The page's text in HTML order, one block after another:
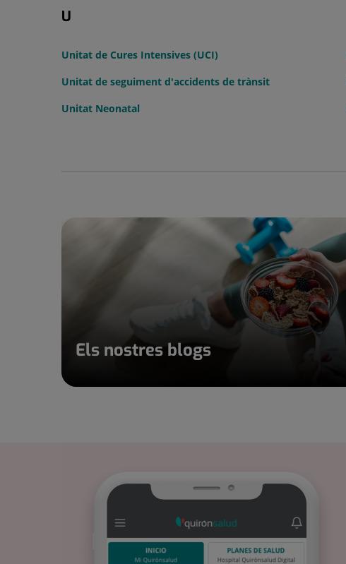
U
Unitat de Cures Intensives (UCI)
Unitat de seguiment d'accidents de trànsit
Unitat Neonatal
Els nostres blogs